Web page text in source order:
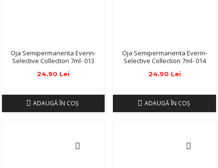
Oja Semipermanenta Everin-
Selective Collection 7ml- 013
24.90 Lei
ADAUGĂ ÎN COŞ
Oja Semipermanenta Everin-
Selective Collection 7ml- 014
24.90 Lei
ADAUGĂ ÎN COŞ